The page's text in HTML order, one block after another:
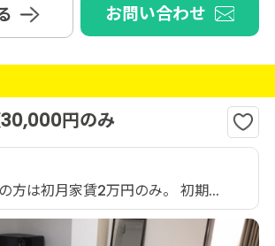
お問い合わせ
円のみ
方は初月家賃2万円のみ。 初期...